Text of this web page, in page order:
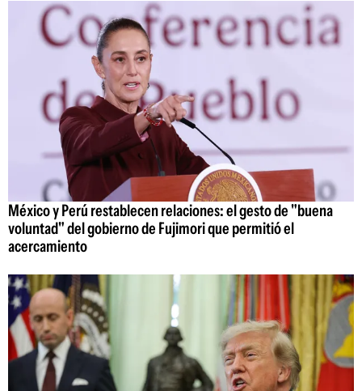
México y Perú restablecen relaciones: el gesto de "buena
voluntad" del gobierno de Fujimori que permitió el
acercamiento